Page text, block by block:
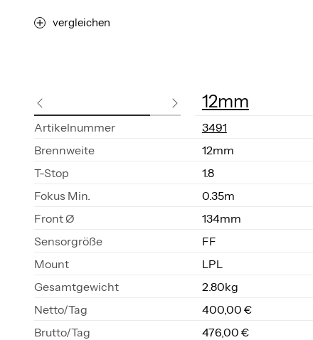
vergleichen
Ar­ti­kel­num­mer
Brenn­wei­te
T-Stop
Fo­kus Min.
Front Ø
Sen­sor­grö­ße
Mount
Ge­samt­ge­wicht
Net­to/Tag
Brut­to/Tag
12mm
3491
12mm
1.8
0.35m
134mm
FF
LPL
2.80kg
400,00 €
476,00 €